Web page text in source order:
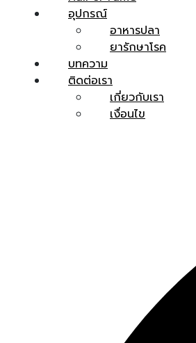
อุปกรณ์
อาหารปลา
ยารักษาโรค
บทความ
ติดต่อเรา
เกี่ยวกับเรา
เงื่อนไข